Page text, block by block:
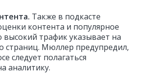
Также в подкасте
контента и популярное
высокий трафик указывает на
страниц. Мюллер предупредил,
следует полагаться
аналитику.